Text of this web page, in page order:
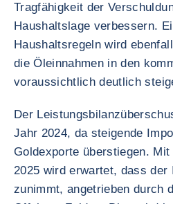
Tragfähigkeit der
Haushaltslage verbessern.
Haushaltsregeln wird
die Öleinnahmen in den
voraussichtlich deutlich
Der
Jahr 2024, da steigende
Goldexporte überstiegen.
2025 wird erwartet, dass der
zunimmt, angetrieben durch